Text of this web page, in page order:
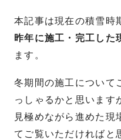
本記事は現在の積雪時
昨年に施工・完工した
ます。
冬期間の施工について
っしゃるかと思います
見極めながら進めた現
てご覧いただければと